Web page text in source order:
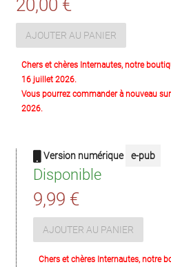
20,00 €
AJOUTER AU PANIER
Chers et chères Internautes, notre
16 juillet 2026.
Vous pourrez commander à nouveau
2026.
Version numérique e-pub
Disponible
9,99 €
AJOUTER AU PANIER
Chers et chères Internautes, notre